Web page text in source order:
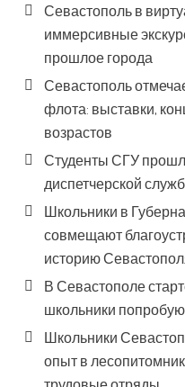
Севастополь в
иммерсивные
прошлое города
Севастополь
флота: выставки,
возрастов
Студенты СГУ
диспетчерской
Школьники в
совмещают
историю
В Севастополе
школьники
Школьники
опыт в